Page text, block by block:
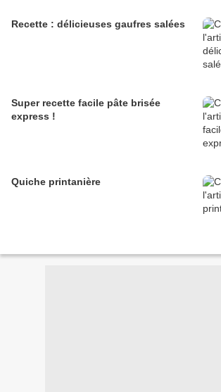
Recette : délicieuses gaufres salées
Super recette facile pâte brisée
express !
Quiche printanière